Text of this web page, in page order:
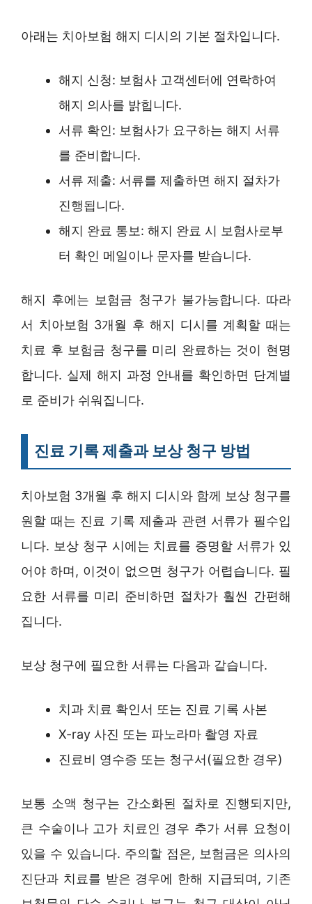
아래는 치아보험 해지 디시의 기본 절차입니다.
해지 신청: 보험사 고객센터에 연락하여
해지 의사를 밝힙니다.
서류 확인: 보험사가 요구하는 해지 서류
를 준비합니다.
서류 제출: 서류를 제출하면 해지 절차가
진행됩니다.
해지 완료 통보: 해지 완료 시 보험사로부
터 확인 메일이나 문자를 받습니다.
해지 후에는 보험금 청구가 불가능합니다. 따라
서 치아보험 3개월 후 해지 디시를 계획할 때는
치료 후 보험금 청구를 미리 완료하는 것이 현명
합니다. 실제 해지 과정 안내를 확인하면 단계별
로 준비가 쉬워집니다.
진료 기록 제출과 보상 청구 방법
치아보험 3개월 후 해지 디시와 함께 보상 청구를
원할 때는 진료 기록 제출과 관련 서류가 필수입
니다. 보상 청구 시에는 치료를 증명할 서류가 있
어야 하며, 이것이 없으면 청구가 어렵습니다. 필
요한 서류를 미리 준비하면 절차가 훨씬 간편해
집니다.
보상 청구에 필요한 서류는 다음과 같습니다.
치과 치료 확인서 또는 진료 기록 사본
X-ray 사진 또는 파노라마 촬영 자료
진료비 영수증 또는 청구서(필요한 경우)
보통 소액 청구는 간소화된 절차로 진행되지만,
큰 수술이나 고가 치료인 경우 추가 서류 요청이
있을 수 있습니다. 주의할 점은, 보험금은 의사의
진단과 치료를 받은 경우에 한해 지급되며, 기존